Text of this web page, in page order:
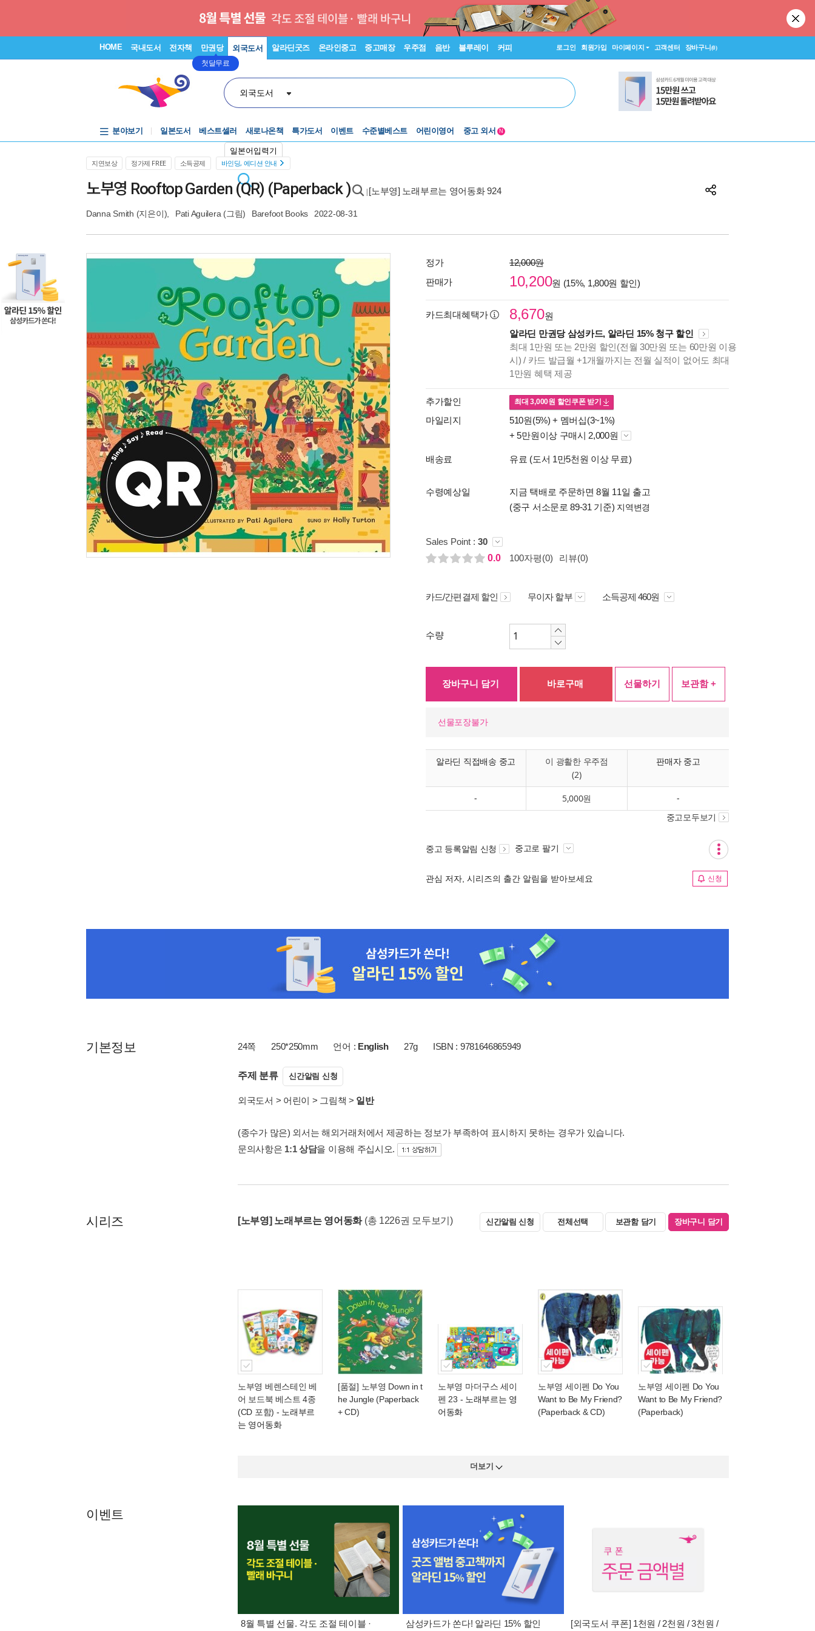
HOME 국내도서 전자책 만권당
첫달무료
외국도서 알라딘굿즈 온라인중고 중고매장 우주점 음반 블루레이 커피 로그인 회원가입 마이페이지 고객센터 장바구니(0)
외국도서
일본어입력기
분야보기 일본도서 베스트셀러 새로나온책 특가도서 이벤트
수준별베스트
어린이영어
중고 외서
N
지연보상 정가제 FREE 소득공제 바인딩, 에디션 안내
노부영 Rooftop Garden (QR) (Paperback ) [노부영] 노래부르는 영어동화 924
Danna Smith (지은이), Pati Aguilera (그림) Barefoot Books 2022-08-31
정가
12,000원
판매가
10,200원 (15%, 1,800원 할인)
카드최대혜택가 8,670원
알라딘 만권당 삼성카드, 알라딘 15% 청구 할인
최대 1만원 또는 2만원 할인(전월 30만원 또는 60만원 이용
시) / 카드 발급월 +1개월까지는 전월 실적이 없어도 최대
1만원 혜택 제공
추가할인 최대3,000원 할인쿠폰 받기
마일리지 510원(5%) + 멤버십(3~1%)
+ 5만원이상 구매시 2,000원
배송료 유료 (도서 1만5천원 이상 무료)
수령예상일
지금 택배로 주문하면 8월 11일 출고
(중구 서소문로 89-31 기준) 지역변경
Sales Point : 30
0.0
100자평(0) 리뷰(0)
카드/간편결제 할인 무이자 할부 소득공제 460원
수량
장바구니 담기 바로구매 선물하기 보관함 +
선물포장불가
알라딘 직접배송 중고
이 광활한 우주점
(2)
판매자 중고
- 5,000원 -
중고모두보기
중고 등록알림 신청 중고로 팔기
관심 저자, 시리즈의 출간 알림을 받아보세요 신청
기본정보 24쪽 250*250mm 언어 : English 27g ISBN : 9781646865949
주제 분류 신간알림 신청
외국도서 > 어린이 > 그림책 > 일반
(종수가 많은) 외서는 해외거래처에서 제공하는 정보가 부족하여 표시하지 못하는 경우가 있습니다.
문의사항은 1:1 상담을 이용해 주십시오.
시리즈 [노부영] 노래부르는 영어동화 (총 1226권 모두보기) 신간알림 신청 전체선택 보관함 담기 장바구니 담기
노부영 베렌스테인 베
어 보드북 베스트 4종
(CD 포함) - 노래부르
는 영어동화
[품절] 노부영 Down in t
he Jungle (Paperback
+ CD)
노부영 마더구스 세이
펜 23 - 노래부르는 영
어동화
노부영 세이펜 Do You
Want to Be My Friend?
(Paperback & CD)
노부영 세이펜 Do You
Want to Be My Friend?
(Paperback)
더보기
이벤트
8월 특별 선물. 각도 조절 테이블 · 삼성카드가 쏜다! 알라딘 15% 할인 [외국도서 쿠폰] 1천원 / 2천원 / 3천원 /